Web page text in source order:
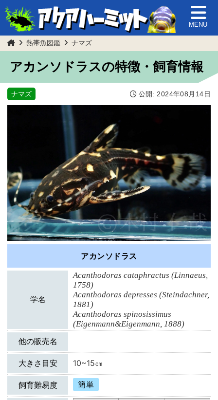
MENU
熱帯魚図鑑 ナマズ
アカンソドラスの特徴・飼育情報
ナマズ 公開:2024年08月14日
アカンソドラス
学名
Acanthodoras cataphractus (Linnaeus,
1758)
Acanthodoras depresses (Steindachner,
1881)
Acanthodoras spinosissimus
(Eigenmann&Eigenmann, 1888)
他の販売名
大きさ目安 10~15㎝
飼育難易度 簡単